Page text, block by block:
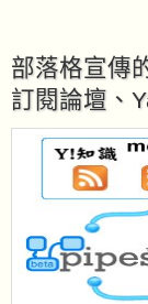
部落格宣傳
訂閱論壇、